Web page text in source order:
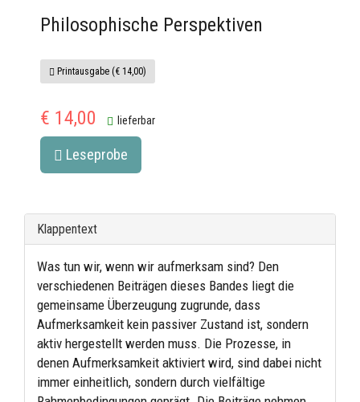
Philosophische Perspektiven
Printausgabe (€ 14,00)
€ 14,00 lieferbar
Leseprobe
Klappentext
Was tun wir, wenn wir aufmerksam sind? Den
verschiedenen Beiträgen dieses Bandes liegt die
gemeinsame Überzeugung zugrunde, dass
Aufmerksamkeit kein passiver Zustand ist, sondern
aktiv hergestellt werden muss. Die Prozesse, in
denen Aufmerksamkeit aktiviert wird, sind dabei nicht
immer einheitlich, sondern durch vielfältige